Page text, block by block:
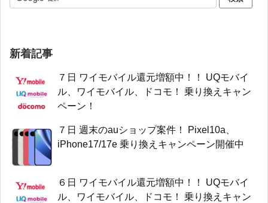
新着記事
７日 ワイモバイル還元増額中！！ UQモバイ
ル、ワイモバイル、ドコモ！ 乗り換えキャン
ペーン！
７日 週末のauショップ案件！ Pixel10a、
iPhone17/17e 乗り換えキャンペーン開催中
６日 ワイモバイル還元増額中！！ UQモバイ
ル、ワイモバイル、ドコモ！ 乗り換えキャン